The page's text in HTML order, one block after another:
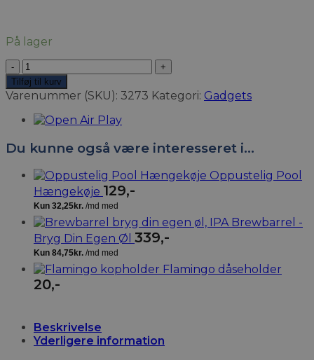
På lager
Tiki
Bar
Fuglehus
Tilføj til kurv
Varenummer (SKU): 3273 Kategori: Gadgets
Du kunne også være interesseret i…
Oppustelig Pool
Hængekøje 129,-
Brewbarrel -
Bryg Din Egen Øl 339,-
Flamingo dåseholder
20,-
Beskrivelse
Yderligere information